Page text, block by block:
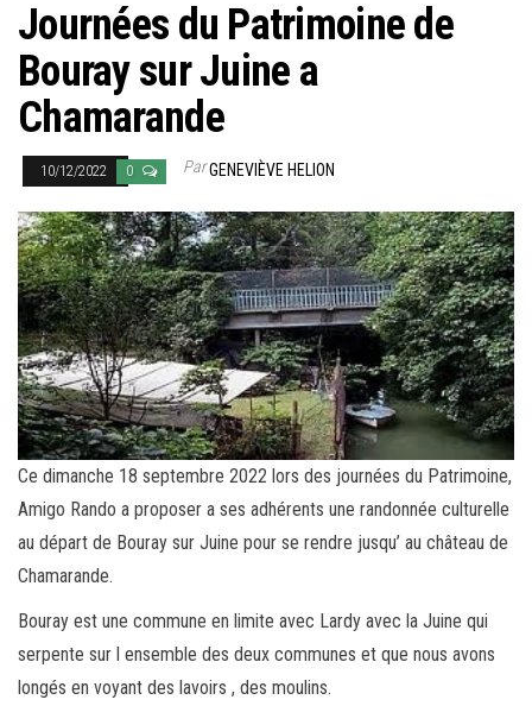
Journées du Patrimoine de
Bouray sur Juine a
Chamarande
10/12/2022 0 ParGENEVIÈVE HELION
Ce dimanche 18 septembre 2022 lors des journées du Patrimoine,
Amigo Rando a proposer a ses adhérents une randonnée culturelle
au départ de Bouray sur Juine pour se rendre jusqu’ au château de
Chamarande.
Bouray est une commune en limite avec Lardy avec la Juine qui
serpente sur l ensemble des deux communes et que nous avons
longés en voyant des lavoirs , des moulins.